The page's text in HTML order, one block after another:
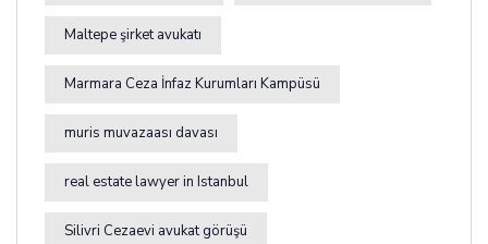
Maltepe şirket avukatı
Marmara Ceza İnfaz Kurumları Kampüsü
muris muvazaası davası
real estate lawyer in Istanbul
Silivri Cezaevi avukat görüşü